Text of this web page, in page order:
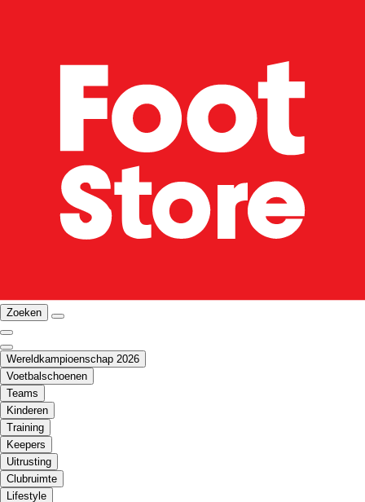
Zoeken
Wereldkampioenschap 2026
Voetbalschoenen
Teams
Kinderen
Training
Keepers
Uitrusting
Clubruimte
Lifestyle